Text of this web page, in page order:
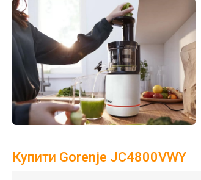
Купити Gorenje JC4800VWY